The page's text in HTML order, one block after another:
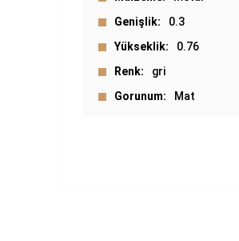
Genişlik
0.3
Yükseklik
0.76
Renk
gri
Gorunum
Mat